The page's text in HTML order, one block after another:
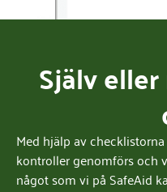
Själv
Med hjälp av
kontroller genomförs och
något som vi på SafeAid